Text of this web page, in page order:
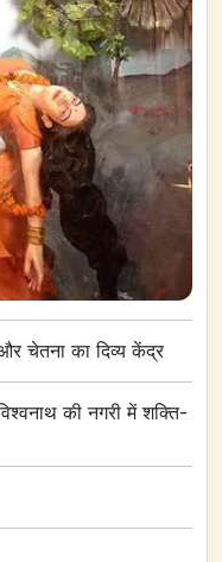
और चेतना का दिव्य केंद्र
की नगरी में शक्ति-